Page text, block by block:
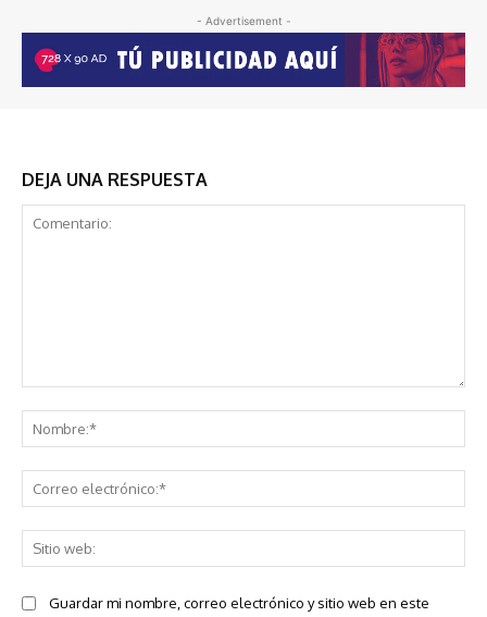
- Advertisement -
DEJA UNA RESPUESTA
Guardar mi nombre, correo electrónico y sitio web en este